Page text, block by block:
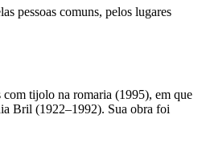
pessoas comuns, pelos lugares
com tijolo na romaria (1995), em que
Bril (1922–1992). Sua obra foi